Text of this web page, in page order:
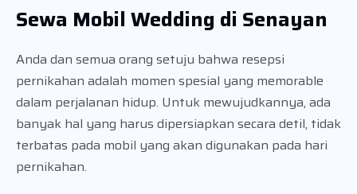
Sewa Mobil Wedding di Senayan
Anda dan semua orang setuju bahwa resepsi
pernikahan adalah momen spesial yang memorable
dalam perjalanan hidup. Untuk mewujudkannya, ada
banyak hal yang harus dipersiapkan secara detil, tidak
terbatas pada mobil yang akan digunakan pada hari
pernikahan.